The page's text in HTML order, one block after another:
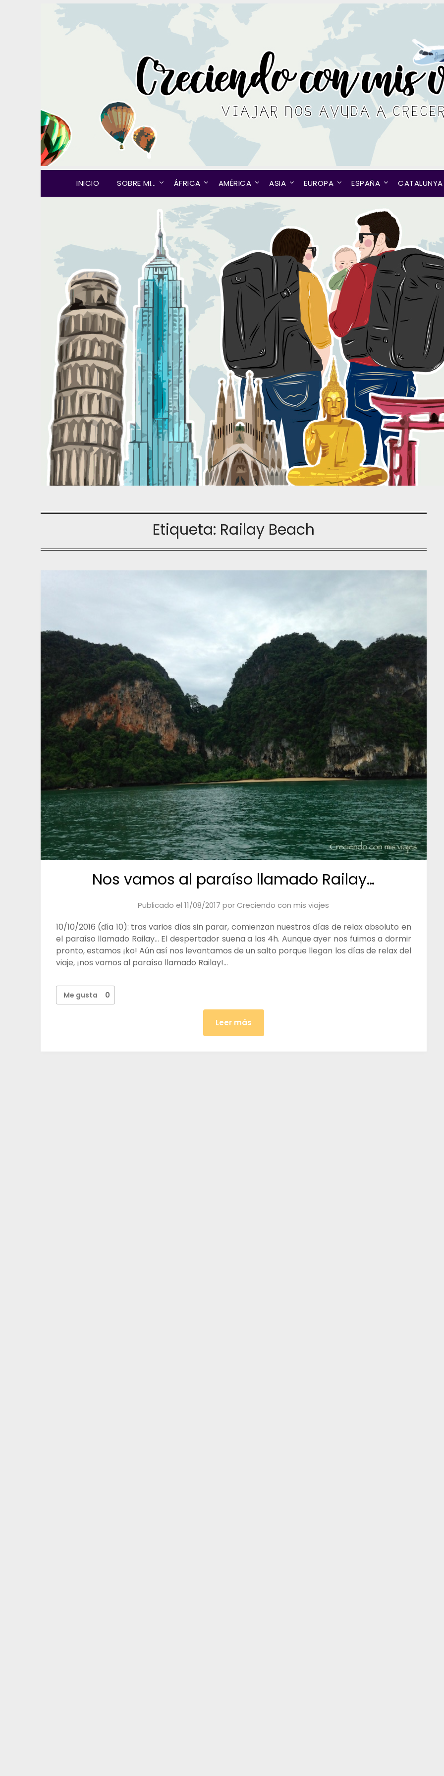
INICIO SOBRE MI… ÁFRICA AMÉRICA ASIA EUROPA ESPAÑA CATALUNYA
Etiqueta: Railay Beach
Nos vamos al paraíso llamado Railay…
Publicado el11/08/2017 porCreciendo con mis viajes
10/10/2016 (día 10): tras varios días sin parar, comienzan nuestros días de relax absoluto en
el paraíso llamado Railay… El despertador suena a las 4h. Aunque ayer nos fuimos a dormir
pronto, estamos ¡ko! Aún así nos levantamos de un salto porque llegan los días de relax del
viaje, ¡nos vamos al paraíso llamado Railay!…
Me gusta 0
Leer más